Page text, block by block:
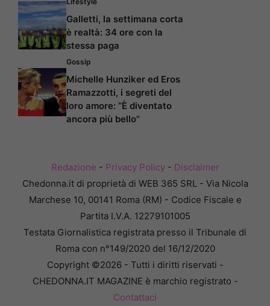
Galletti, la settimana corta
è realtà: 34 ore con la
stessa paga
Gossip
Michelle Hunziker ed Eros
Ramazzotti, i segreti del
loro amore: “È diventato
ancora più bello”
Redazione - Privacy Policy- Disclaimer
Chedonna.it di proprietà di WEB 365 SRL - Via Nicola
Marchese 10, 00141 Roma (RM) - Codice Fiscale e
Partita I.V.A. 12279101005
Testata Giornalistica registrata presso il Tribunale di
Roma con n°149/2020 del 16/12/2020
Copyright ©2026 - Tutti i diritti riservati -
CHEDONNA.IT MAGAZINE è marchio registrato -
Contattaci